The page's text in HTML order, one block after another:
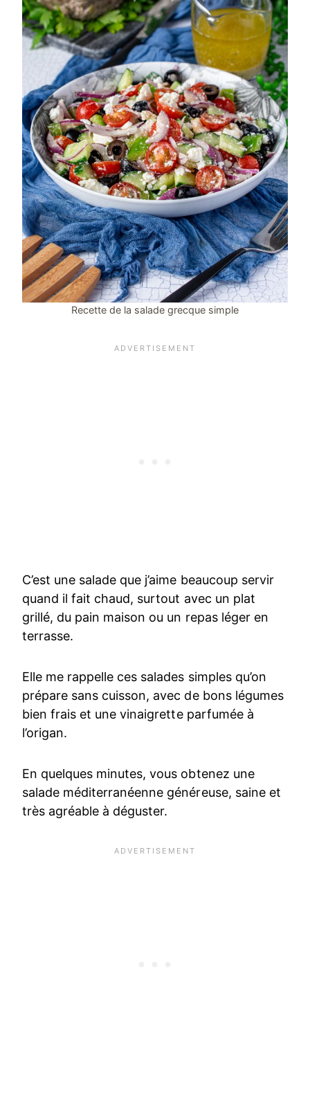
Recette de la salade grecque simple
C’est une salade que j’aime beaucoup servir
quand il fait chaud, surtout avec un plat
grillé, du pain maison ou un repas léger en
terrasse.
Elle me rappelle ces salades simples qu’on
prépare sans cuisson, avec de bons légumes
bien frais et une vinaigrette parfumée à
l’origan.
En quelques minutes, vous obtenez une
salade méditerranéenne généreuse, saine et
très agréable à déguster.